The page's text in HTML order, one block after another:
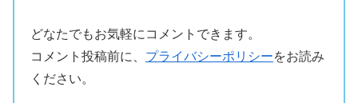
どなたでもお気軽にコメントできます。
コメント投稿前に、 プライバシーポリシーをお読み
ください。